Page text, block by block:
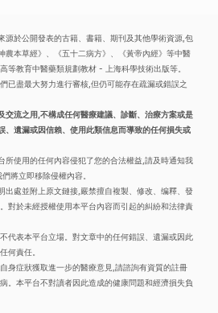
源於公開發表的古籍、書籍、期刊及其他學術資源,包
農本草經》、《五十二病方》、《黃帝內經》等中醫
等教育中醫藥類規劃教材 - 上海科學技術出版等。
已盡最大努力進行審核,但仍可能存在疏漏或錯誤之
交流之用,不構成任何醫療建議、診斷、治療方案或是
、遺漏或因信賴、使用此類信息而導致的任何損失或
所使用的任何內容侵犯了您的合法權益,請及時通知我
將立即移除侵權內容。
出處並附上原文鏈接,嚴禁擅自複製、修改、编釋、發
對於未經授權使用本平台內容而引起的糾紛和法律責
代表本平台立場。對文章中的任何錯誤、遺漏或因此
何責任。
身症狀獲取進一步的醫療意見,請諮詢有資質的註冊
。本平台不對讀者因此造成的健康問題和經濟損失負